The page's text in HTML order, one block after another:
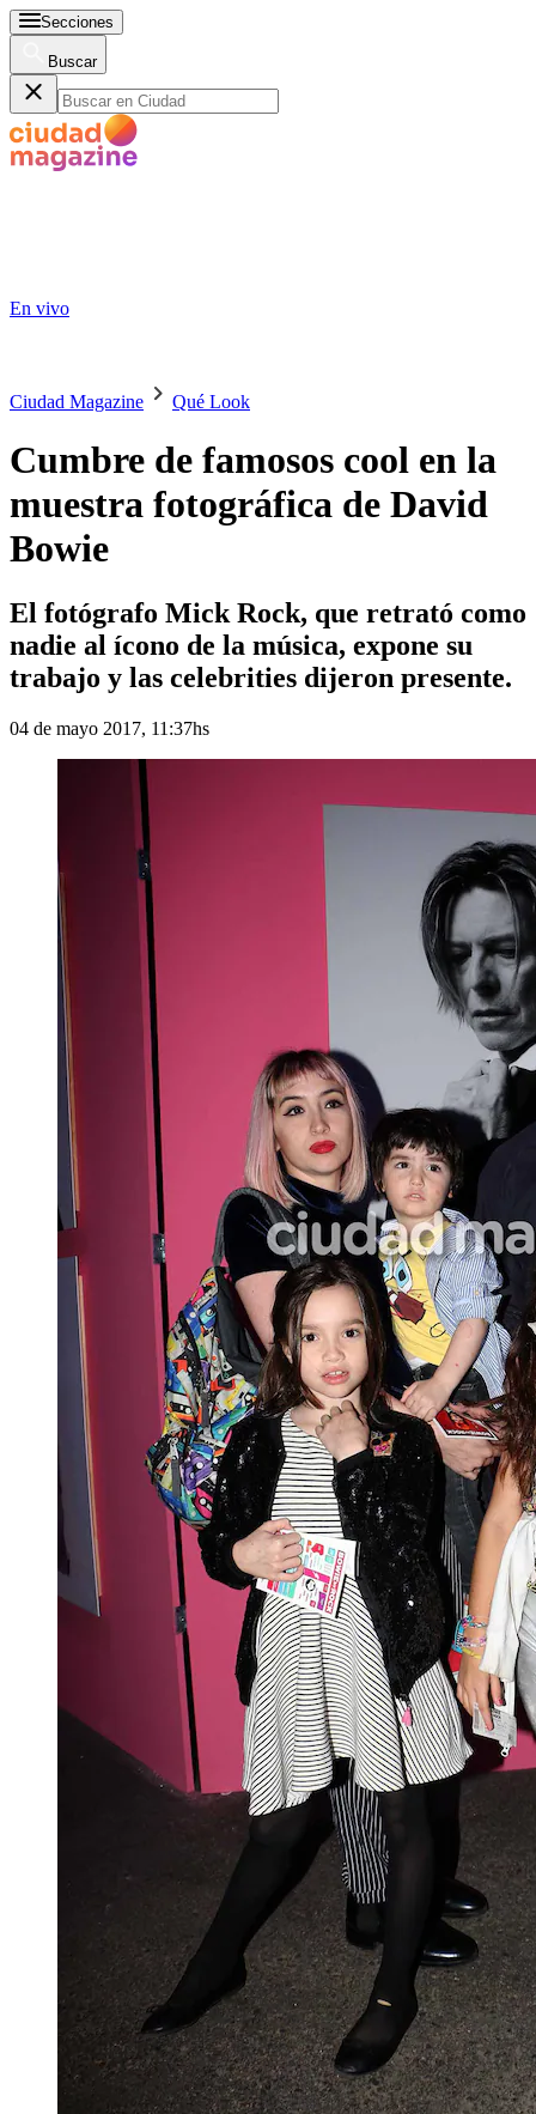
Secciones
Buscar
En vivo
Ciudad Magazine Qué Look
Cumbre de famosos cool en la
muestra fotográfica de David
Bowie
El fotógrafo Mick Rock, que retrató como
nadie al ícono de la música, expone su
trabajo y las celebrities dijeron presente.
04 de mayo 2017, 11:37hs